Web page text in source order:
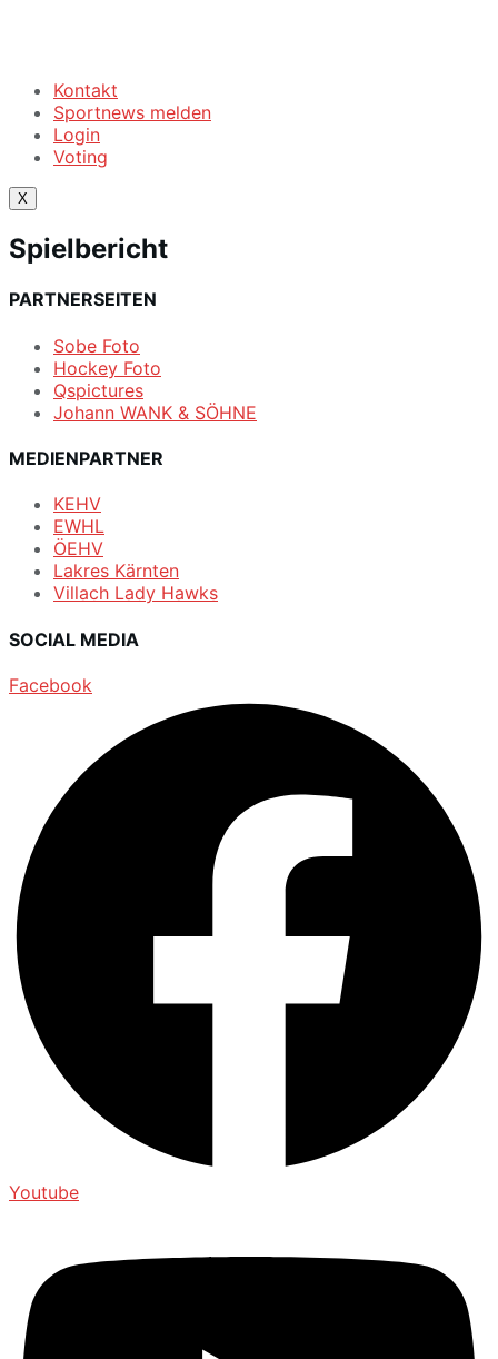
Kontakt
Sportnews melden
Login
Voting
X
Spielbericht
PARTNERSEITEN
Sobe Foto
Hockey Foto
Qspictures
Johann WANK & SÖHNE
MEDIENPARTNER
KEHV
EWHL
ÖEHV
Lakres Kärnten
Villach Lady Hawks
SOCIAL MEDIA
Facebook
Youtube